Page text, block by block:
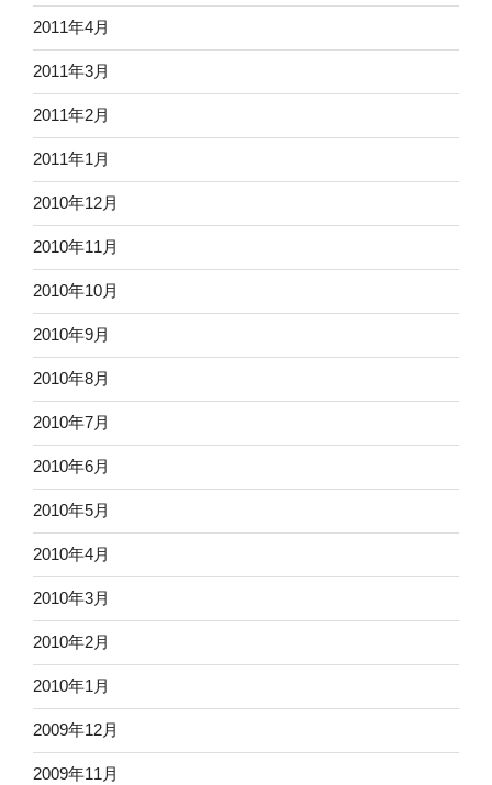
2011年4月
2011年3月
2011年2月
2011年1月
2010年12月
2010年11月
2010年10月
2010年9月
2010年8月
2010年7月
2010年6月
2010年5月
2010年4月
2010年3月
2010年2月
2010年1月
2009年12月
2009年11月